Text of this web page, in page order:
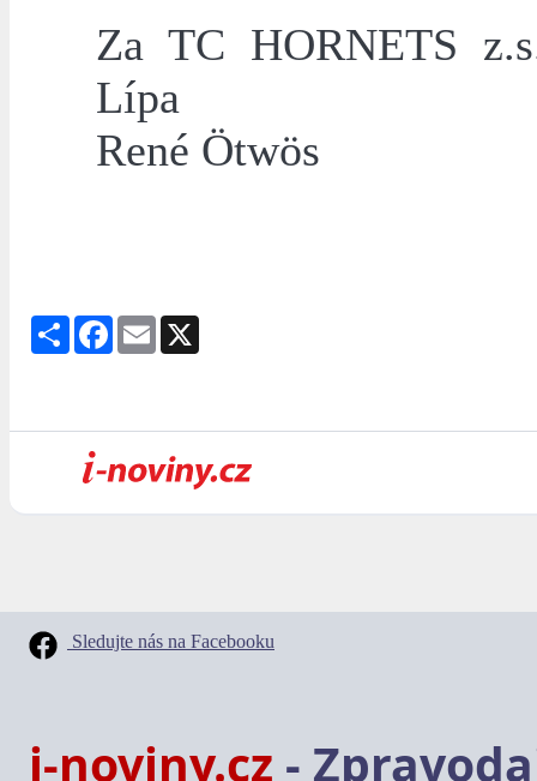
Za TC HORNETS
Lípa
René Ötwös
Share Facebook
Email
Sledujte nás na Facebooku
i-noviny.cz -